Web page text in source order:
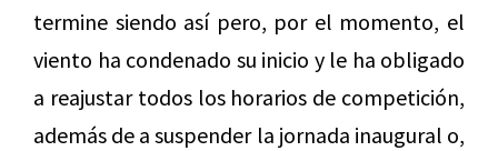
termine siendo así pero, por el momento, el
viento ha condenado su inicio y le ha obligado
a reajustar todos los horarios de competición,
además de a suspender la jornada inaugural o,